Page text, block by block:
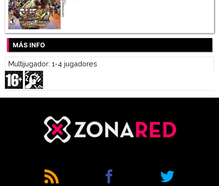
MÁS INFO
Multijugador: 1-4 jugadores